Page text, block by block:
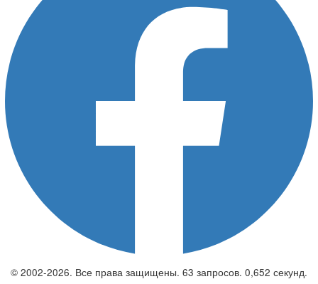
© 2002-2026. Все права защищены. 63 запросов. 0,652 секунд.